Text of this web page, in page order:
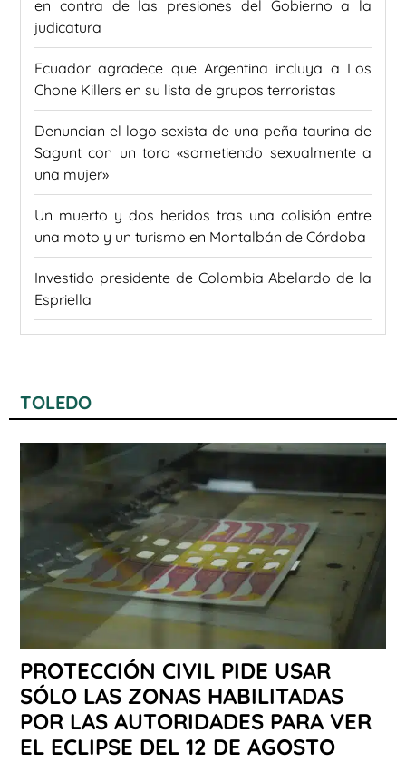
en contra de las presiones del Gobierno a la
judicatura
Ecuador agradece que Argentina incluya a Los
Chone Killers en su lista de grupos terroristas
Denuncian el logo sexista de una peña taurina de
Sagunt con un toro «sometiendo sexualmente a
una mujer»
Un muerto y dos heridos tras una colisión entre
una moto y un turismo en Montalbán de Córdoba
Investido presidente de Colombia Abelardo de la
Espriella
TOLEDO
PROTECCIÓN CIVIL PIDE USAR
SÓLO LAS ZONAS HABILITADAS
POR LAS AUTORIDADES PARA VER
EL ECLIPSE DEL 12 DE AGOSTO